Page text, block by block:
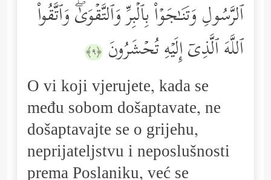
ٱلرَّسُولِ وَتَنَـٰجَوۡاْ بِٱلۡبِرِّ وَٱلتَّقۡوَىٰۖ وَٱتَّقُواْ
ٱللَّهَ ٱلَّذِیۤ إِلَیۡهِ تُحۡشَرُونَ ﴿٩﴾
O vi koji vjerujete, kada se
među sobom došaptavate, ne
došaptavajte se o grijehu,
neprijateljstvu i neposlušnosti